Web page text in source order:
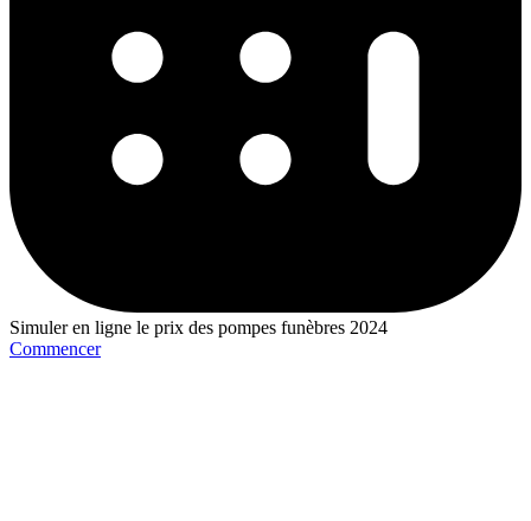
Simuler en ligne le prix des pompes funèbres 2024
Commencer